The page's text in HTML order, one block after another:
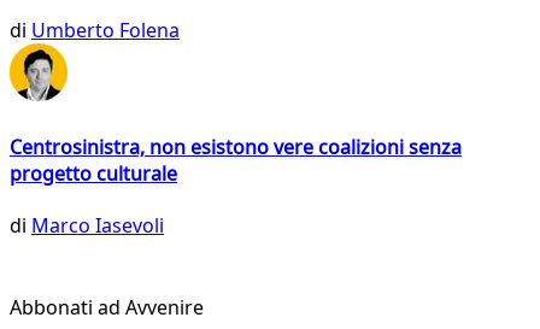
di Umberto Folena
Centrosinistra, non esistono vere coalizioni senza
progetto culturale
di Marco Iasevoli
Abbonati ad Avvenire